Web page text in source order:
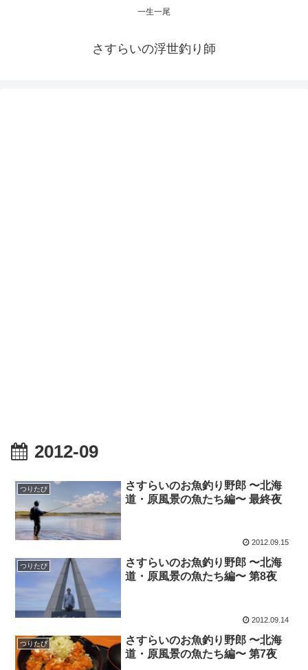
一生一尾
さすらいの浮世釣り師
2012-09
つりたび
さすらいのお魚釣り野郎 〜北海
道・原風景の魚たち編〜 最終夜
2012.09.15
つりたび
さすらいのお魚釣り野郎 〜北海
道・原風景の魚たち編〜 第8夜
2012.09.14
つりたび
さすらいのお魚釣り野郎 〜北海
道・原風景の魚たち編〜 第7夜